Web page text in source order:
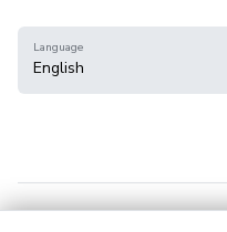
Language
English